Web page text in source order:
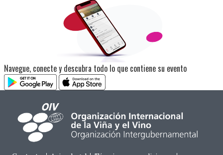
Navegue, conecte y descubra todo lo que contiene su evento